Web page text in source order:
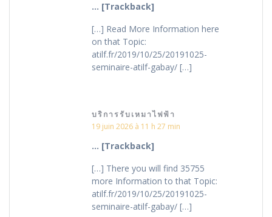
… [Trackback]
[…] Read More Information here
on that Topic:
atilf.fr/2019/10/25/20191025-
seminaire-atilf-gabay/ […]
บริการรับเหมาไฟฟ้า
19 juin 2026 à 11 h 27 min
… [Trackback]
[…] There you will find 35755
more Information to that Topic:
atilf.fr/2019/10/25/20191025-
seminaire-atilf-gabay/ […]